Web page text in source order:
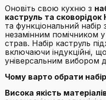
Оновіть свою кухню з
каструль та сковорідок
та функціональний набір
незамінним помічником
страв. Набір каструль
включаючи індукційні,
універсальним вибором
Чому варто обрати
Висока якість